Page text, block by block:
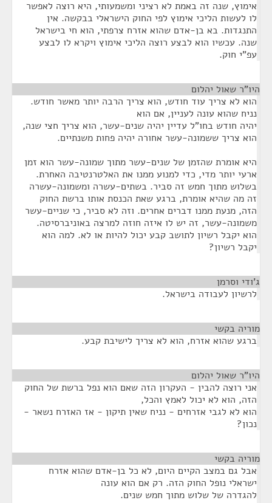
אימוץ, שנה זה באמת לא רציני ומשמעותי, היא רוצה לאפשר
לו לעשות הליכי אימוץ לפי החוק הישראלי בבקשה. אין
התנגדות. בא בן-אדם שהוא אזרח צרפתי, הוא חי בישראל
שנה. עכשיו הוא לבצע רוצה הליכי אימוץ ויקרא לו לבצע
עפ"י חוק.
היו"ר שאול יהלום
הוא לא צריך עוד חודש, הוא צריך הרבה יותר מאשר חודש.
נניח שהוא עונה לעניין, אם הוא
יהיה חודש בחו"ל עדיין יהיה שנים-עשר, הוא צריך חצי שנה,
הוא צריך ששמונה-עשר אחורה יהיה פחות משנתיים.
היא אומרת שהזמן של שנים-עשר מתוך שמונה-עשר הוא זמן
ארעי יותר מדי, כדי למנוע ממנו את האלטרנטיבה האחרת.
בשלוש מתוך חמש זה סביר. בשתים-עשרה ומשמונה-עשרה
זה מה שהיא אומרת, ברגע שאת הכנסת אותו ברשת החוק
הזה, מנעת ממנו דברים אחרים. וזה לא סביר, כי שניים-עשר
משמונה-עשר, זה יש לו איזה חוזה למרצה באוניברסיטה.
הוא יקבל רשיון לתושב קבע יכול להיות או לא. למה הוא
יקבל רשיון?
ג'ודי וסרמן
לרשיון לעבודה בישראל.
מוריה בקשי
ברגע שהוא אזרח, הוא לא צריך לישיבת קבע.
היו"ר שאול יהלום
אני רוצה להבין - העקרון הזה שאם הוא נפל ברשת של החוק
הזה, הוא לא יכול לאמץ והכל,
הוא לא לגבי אזרחים - נניח שאין תיקון - אז האזרח נשאר -
נכון?
מוריה בקשי
אבל גם במצב הקיים היום, לא כל בן-אדם שהוא אזרח
ישראלי נופל החוק הזה. רק אם הוא עונה
להגדרה של שלוש מתוך חמש שנים.